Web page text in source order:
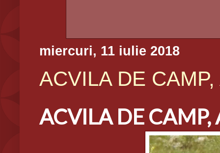
miercuri, 11 iulie 2018
ACVILA DE
ACVILA DE